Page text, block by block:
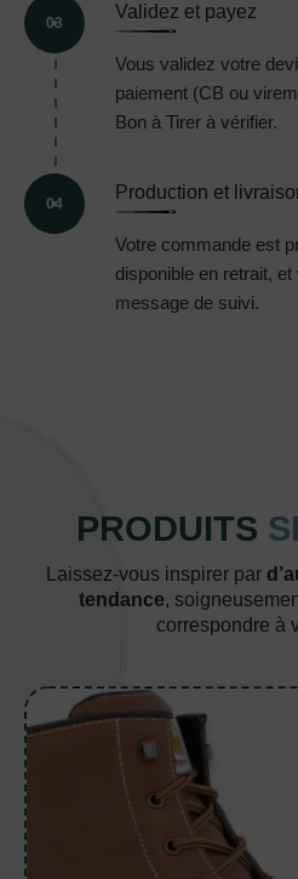
03
Validez et payez
Vous validez votre
paiement (CB ou
Bon à Tirer à vérifier.
04
Production et
Votre commande est
disponible en retrait,
message de suivi.
PRODUITS
Laissez-vous inspirer par
tendance,
correspondre à